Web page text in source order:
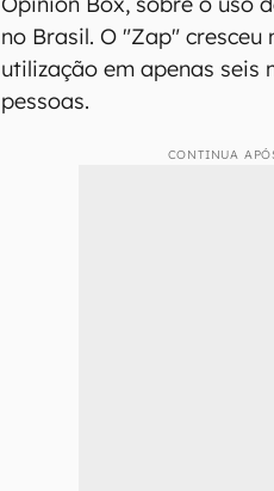
no Brasil. O "Zap"
utilização em apenas seis
pessoas.
CONTINUA